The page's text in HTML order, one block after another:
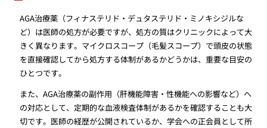
AGA治療薬（フィナステリド・デュタステリド・ミノキシジルな
ど）は医師の処方が必要ですが、処方の質はクリニックによって大
きく異なります。マイクロスコープ（毛髪スコープ）で頭皮の状態
を直接確認してから処方する体制があるかどうかは、重要な目安の
ひとつです。
また、AGA治療薬の副作用（肝機能障害・性機能への影響など）へ
の対応として、定期的な血液検査体制があるかを確認することも大
切です。医師の経歴が公開されているか、学会への正会員として所